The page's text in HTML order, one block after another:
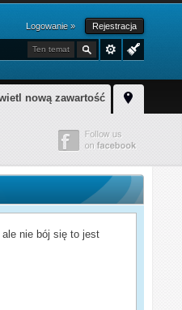
Logowanie » Rejestracja
Ten temat
nową zawartość
nie bój się to jest